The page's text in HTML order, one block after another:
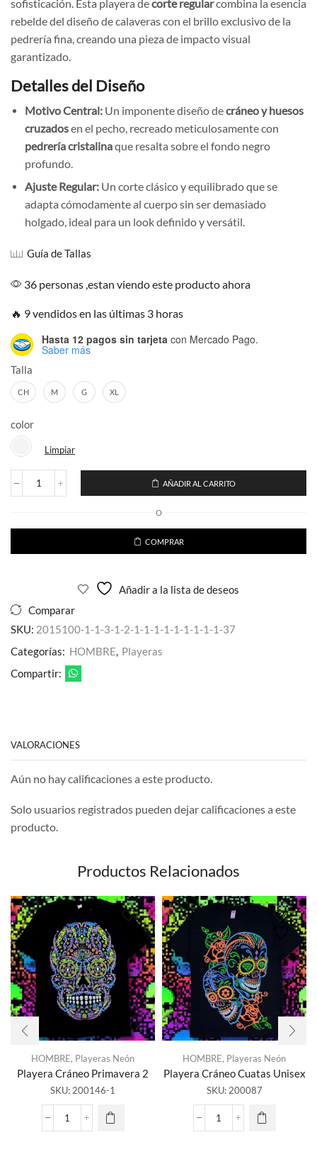
$309.00
sofisticación. Esta playera decorte regularcombina la esencia
rebelde del diseño de calaveras con el brillo exclusivo de la
pedrería fina, creando una pieza de impacto visual
garantizado.
Detalles del Diseño
Motivo Central: Un imponente diseño decráneo y huesos
cruzadosen el pecho, recreado meticulosamente con
pedrería cristalinaque resalta sobre el fondo negro
profundo.
Ajuste Regular: Un corte clásico y equilibrado que se
adapta cómodamente al cuerpo sin ser demasiado
holgado, ideal para un look definido y versátil.
Guía de Tallas
36 personas ,estan viendo este producto ahora
🔥 9 vendidos en las últimas 3 horas
Hasta 12 pagos sin tarjeta con Mercado Pago.
Saber más
Talla
CH M G XL
color
Limpiar
Playera
Pedreria
Huesos
AÑADIR AL CARRITO
O
COMPRAR
Añadir a la lista de deseos
Comparar
SKU: 2015100-1-1-3-1-2-1-1-1-1-1-1-1-1-1-37
Categorías: HOMBRE, Playeras
Compartir:
VALORACIONES
Aún no hay calificaciones a este producto.
Solo usuarios registrados pueden dejar calificaciones a este
producto.
Productos Relacionados
HOMBRE, Playeras Neón
Playera Cráneo Primavera 2
SKU: 200146-1
Playera
HOMBRE, Playeras Neón
Playera Cráneo Cuatas Unisex
SKU: 200087
Playera